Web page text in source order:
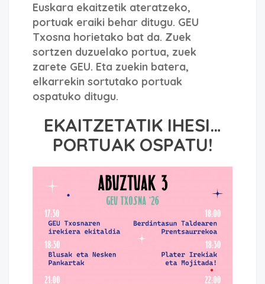
Euskara ekaitzetik ateratzeko,
portuak eraiki behar ditugu. GEU
Txosna horietako bat da. Zuek
sortzen duzuelako portua, zuek
zarete GEU. Eta zuekin batera,
elkarrekin sortutako portuak
ospatuko ditugu.
EKAITZETATIK IHESI…
PORTUAK OSPATU!